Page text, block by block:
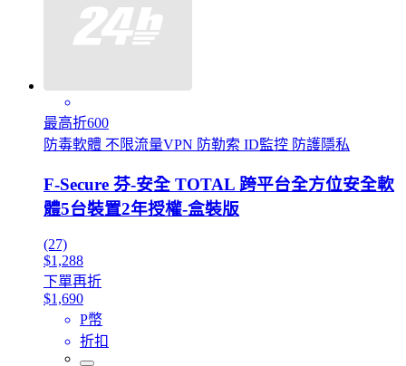
最高折600
防毒軟體 不限流量VPN 防勒索 ID監控 防護隱私
F-Secure 芬-安全 TOTAL 跨平台全方位安全軟
體5台裝置2年授權-盒裝版
(27)
$1,288
下單再折
$1,690
P幣
折扣